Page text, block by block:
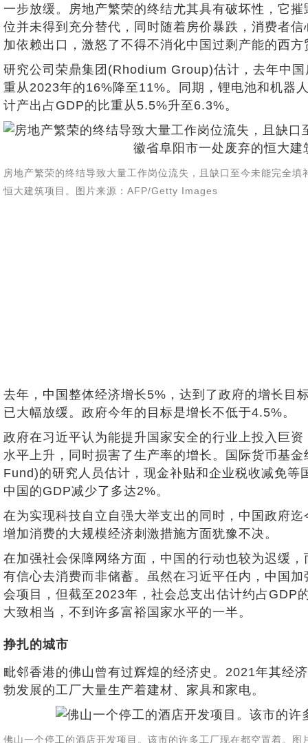
一步放缓。房地产繁荣的终结尤其具有破坏性，它
位并未得到充分替代，同时随着房价暴跌，消费者
加依赖出口，激怒了不得不消化中国过剩产能的西方
研究公司荣鼎集团(Rhodium Group)估计，去年中
重从2023年的16%降至11%。同期，锂电池和机器
计产出占GDP的比重从5.5%升至6.3%。
房地产繁荣的终结导致大量工作岗位流失，且缺口至今未能完全
恒大建筑项目。图片来源：AFP/Getty Images
去年，中国整体经济增长5%，达到了政府的增长目
已大幅放缓。政府今年的目标是增长不低于4.5%。
政府在习近平认为能提升国家安全的行业上投入巨
水平上升，同时损害了生产率的增长。国际货币基
Fund)的研究人员估计，现金补贴和企业税收减免等
中国的GDP减少了多达2%。
在为实现科技自立自强大举支出的同时，中国政府
增加消费的大规模经济刺激措施方面犹豫不决。
在加强社会保障网络方面，中国的行动也较为迟缓
有信心去消费而非储蓄。虽然在习近平任内，中国
会项目，但截至2023年，社会总支出估计约占GDP
大致相当，不到许多富裕国家水平的一半。
挣扎的城市
毗邻香港的佛山曾有过辉煌的经济史。2021年其经
勃发展的工厂大量生产着建材、家具和家电。
佛山一个停工的酒店开发项目。该市的许多工厂现在都空置着。